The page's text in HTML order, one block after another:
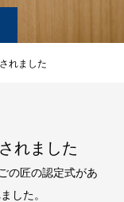
れました
れました
の匠の認定式があ
した。